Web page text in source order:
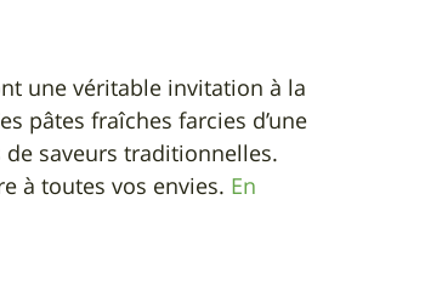
une véritable invitation à la
pâtes fraîches farcies d’une
saveurs traditionnelles.
à toutes vos envies. En